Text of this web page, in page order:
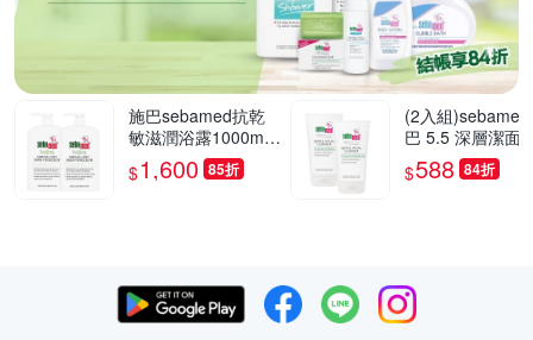
施巴sebamed抗乾
敏滋潤浴露1000mlx
2入組
$1,600 85折
(2入組
巴 5.5 深層潔面
0mlx2
$588 84折